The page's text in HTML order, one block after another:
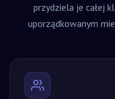
przydziela je całej
uporządkowanym